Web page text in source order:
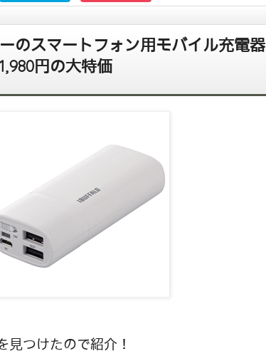
のスマートフォン用モバイル充電器
円の大特価
見つけたので紹介！